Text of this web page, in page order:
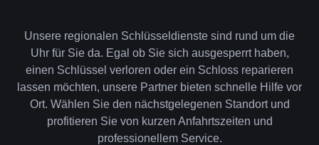
Unsere regionalen Schlüsseldienste sind rund um die
Uhr für Sie da. Egal ob Sie sich ausgesperrt haben,
einen Schlüssel verloren oder ein Schloss reparieren
lassen möchten, unsere Partner bieten schnelle Hilfe vor
Ort. Wählen Sie den nächstgelegenen Standort und
profitieren Sie von kurzen Anfahrtszeiten und
professionellem Service.